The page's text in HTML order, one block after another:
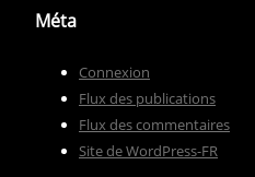
Méta
Connexion
Flux des publications
Flux des commentaires
Site de WordPress-FR